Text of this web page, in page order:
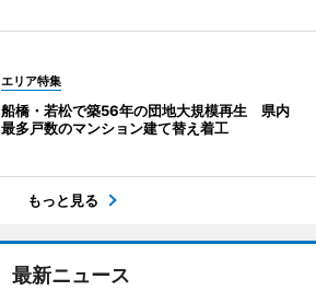
エリア特集
船橋・若松で築56年の団地大規模再生 県内
最多戸数のマンション建て替え着工
もっと見る
最新ニュース